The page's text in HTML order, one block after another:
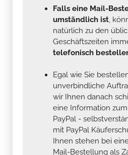
Falls eine Mail-
umständlich ist,
natürlich zu den
Geschäftszeiten
telefonisch
Egal wie Sie
unverbindliche
wir Ihnen danach
eine Information
PayPal -
mit PayPal
Ihnen stehen bei
Mail-Bestellung als